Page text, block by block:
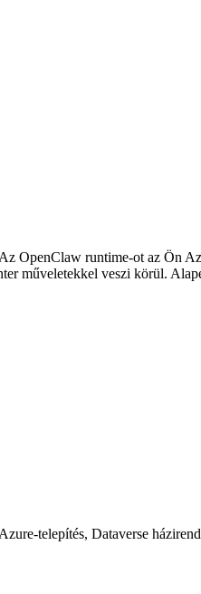
runtime-ot az Ön
műveletekkel veszi körül.
telepítés, Dataverse